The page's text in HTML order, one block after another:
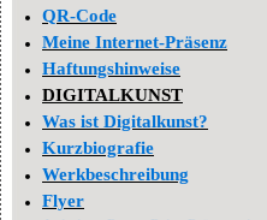
QR-Code
Meine Internet-Präsenz
Haftungshinweise
DIGITALKUNST
Was ist Digitalkunst?
Kurzbiografie
Werkbeschreibung
Flyer